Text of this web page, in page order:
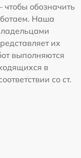
обозначить
Наша
их
выполняются
в
со ст.